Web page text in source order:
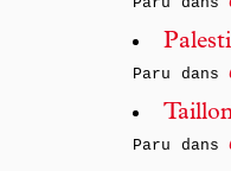
Paru dans
Paru dans